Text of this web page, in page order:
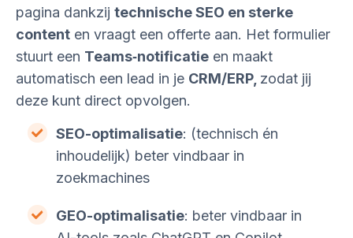
pagina dankzij technische SEO en sterke
content en vraagt een offerte aan. Het formulier
stuurt een Teams‑notificatie en maakt
automatisch een lead in je CRM/ERP, zodat jij
deze kunt direct opvolgen.
SEO-optimalisatie: (technisch én
inhoudelijk) beter vindbaar in
zoekmachines
GEO-optimalisatie: beter vindbaar in